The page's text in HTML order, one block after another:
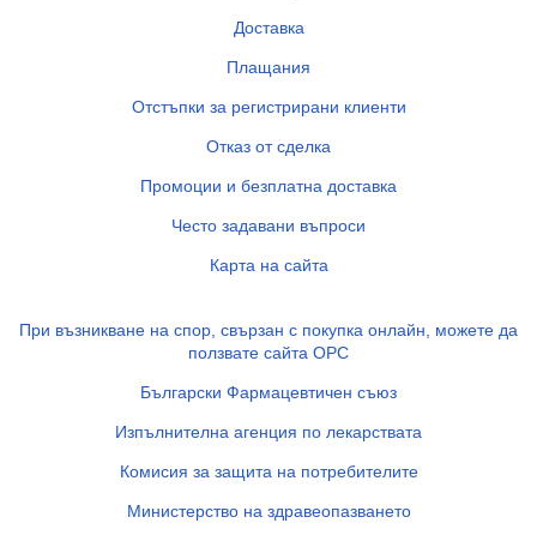
Доставка
Плащания
Отстъпки за регистрирани клиенти
Отказ от сделка
Промоции и безплатна доставка
Често задавани въпроси
Карта на сайта
При възникване на спор, свързан с покупка онлайн, можете да
ползвате сайта ОРС
Български Фармацевтичен съюз
Изпълнителна агенция по лекарствата
Комисия за защита на потребителите
Министерство на здравеопазването